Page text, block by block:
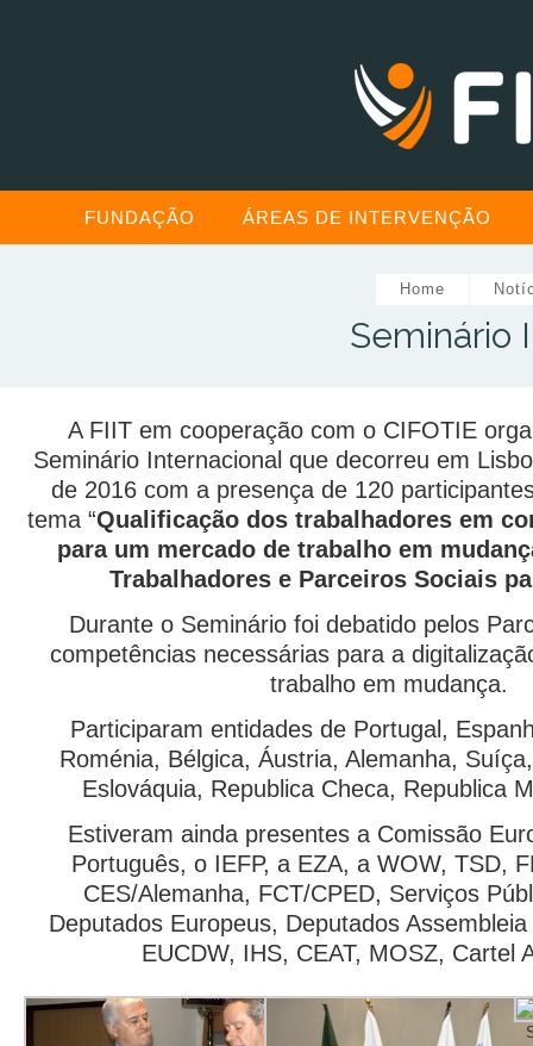
FUNDAÇÃO ÁREAS DE INTERVENÇÃO
Home
Seminário
A FIIT em cooperação com o CIFOTIE
Seminário Internacional que decorreu em
de 2016 com a presença de 120
tema “Qualificação dos trabalhadores em
para um mercado de trabalho em
Trabalhadores e Parceiros Sociais
Durante o Seminário foi debatido pelos
competências necessárias para a
trabalho em mudança.
Participaram entidades de Portugal,
Roménia, Bélgica, Áustria, Alemanha,
Eslováquia, Republica Checa, Republica
Estiveram ainda presentes a Comissão
Português, o IEFP, a EZA, a WOW, TSD,
CES/Alemanha, FCT/CPED, Serviços
Deputados Europeus, Deputados
EUCDW, IHS, CEAT, MOSZ, Cartel